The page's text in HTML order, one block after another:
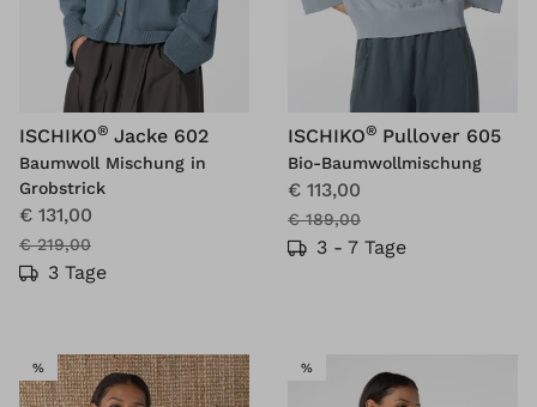
ISCHIKO® Jacke 602
Baumwoll Mischung in
Grobstrick
€ 131,00
€ 219,00
3 Tage
ISCHIKO® Pullover 605
Bio-Baumwollmischung
€ 113,00
€ 189,00
3 - 7 Tage
%SALE %SALE